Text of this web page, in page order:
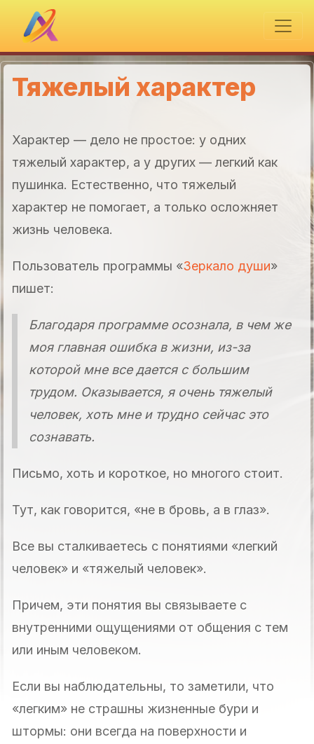
Тяжелый характер
Характер — дело не простое: у одних
тяжелый характер, а у других — легкий как
пушинка. Естественно, что тяжелый
характер не помогает, а только осложняет
жизнь человека.
Пользователь программы «Зеркало души»
пишет:
Благодаря программе осознала, в чем же
моя главная ошибка в жизни, из-за
которой мне все дается с большим
трудом. Оказывается, я очень тяжелый
человек, хоть мне и трудно сейчас это
сознавать.
Письмо, хоть и короткое, но многого стоит.
Тут, как говорится, «не в бровь, а в глаз».
Все вы сталкиваетесь с понятиями «легкий
человек» и «тяжелый человек».
Причем, эти понятия вы связываете с
внутренними ощущениями от общения с тем
или иным человеком.
Если вы наблюдательны, то заметили, что
«легким» не страшны жизненные бури и
штормы: они всегда на поверхности и